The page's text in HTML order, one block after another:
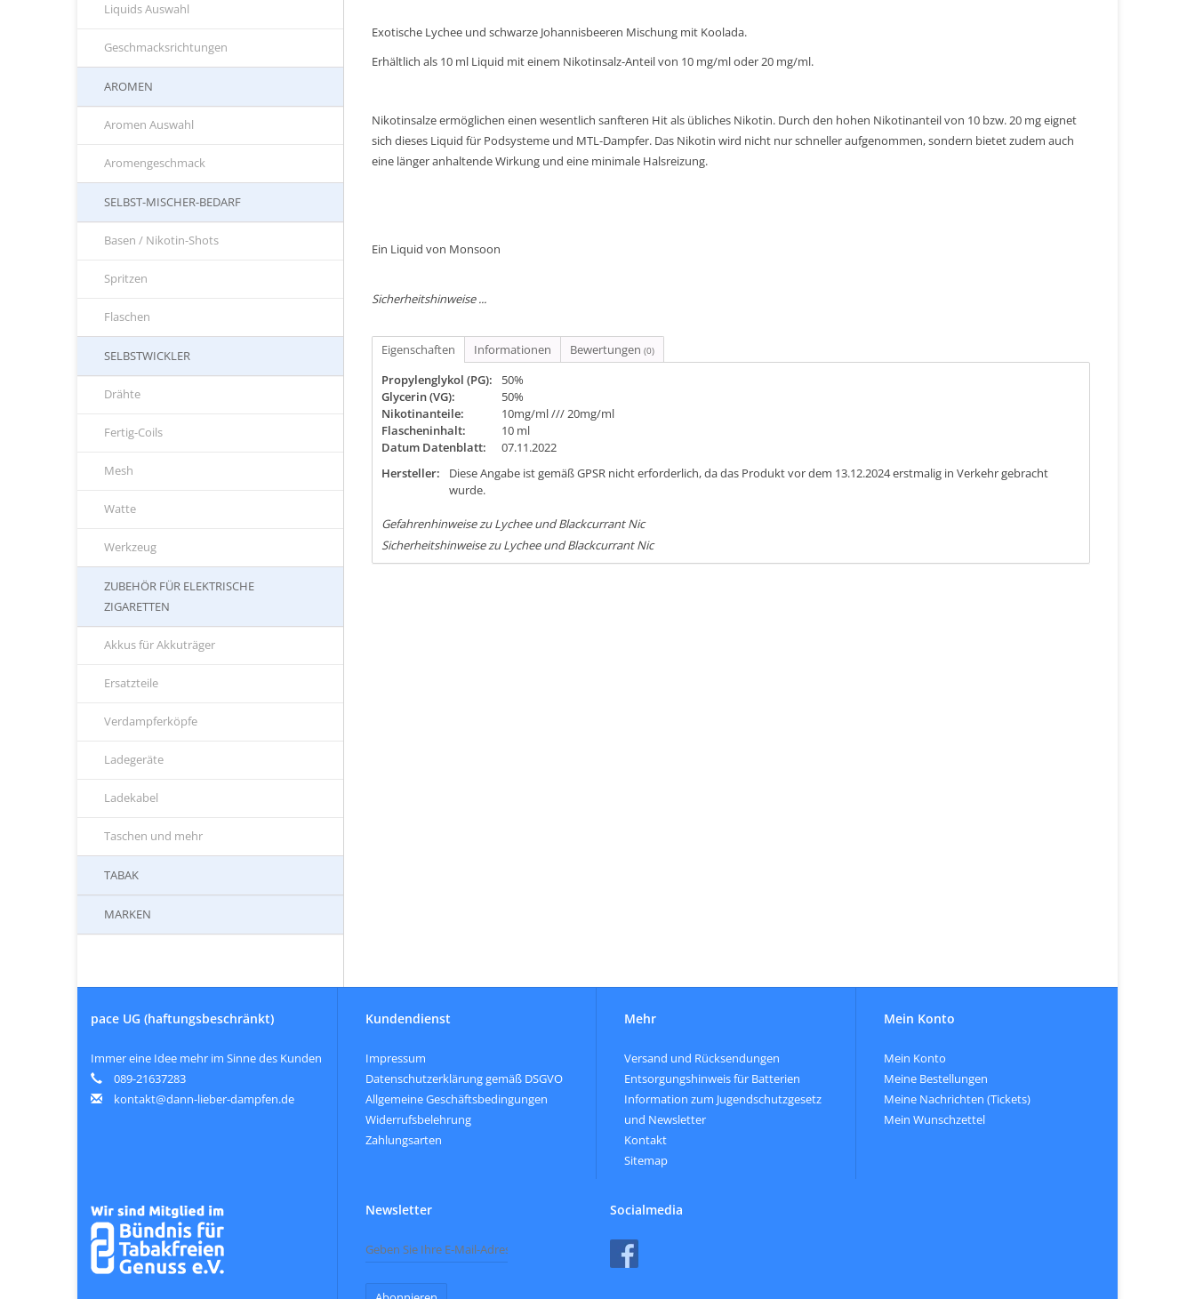
Liquids Auswahl
Geschmacksrichtungen
AROMEN
Aromen Auswahl
Aromengeschmack
SELBST-MISCHER-BEDARF
Basen / Nikotin-Shots
Spritzen
Flaschen
SELBSTWICKLER
Drähte
Fertig-Coils
Mesh
Watte
Werkzeug
ZUBEHÖR FÜR ELEKTRISCHE
ZIGARETTEN
Akkus für Akkuträger
Ersatzteile
Verdampferköpfe
Ladegeräte
Ladekabel
Taschen und mehr
TABAK
MARKEN
Exotische Lychee und schwarze Johannisbeeren Mischung mit Koolada.
Erhältlich als 10 ml Liquid mit einem Nikotinsalz-Anteil von 10 mg/ml oder 20 mg/ml.
Nikotinsalze ermöglichen einen wesentlich sanfteren Hit als übliches Nikotin. Durch den hohen Nikotinanteil von 10 bzw. 20 mg eignet
sich dieses Liquid für Podsysteme und MTL-Dampfer. Das Nikotin wird nicht nur schneller aufgenommen, sondern bietet zudem auch
eine länger anhaltende Wirkung und eine minimale Halsreizung.
Ein Liquid von Monsoon
Sicherheitshinweise ...
Eigenschaften Informationen Bewertungen (0)
Propylenglykol (PG):
50%
Glycerin (VG):
50%
Nikotinanteile:
10mg/ml /// 20mg/ml
Flascheninhalt:
10 ml
Datum Datenblatt:
07.11.2022
Hersteller:
Diese Angabe ist gemäß GPSR nicht erforderlich, da das Produkt vor dem 13.12.2024 erstmalig in Verkehr gebracht
wurde.
Gefahrenhinweise zu Lychee und Blackcurrant Nic
Sicherheitshinweise zu Lychee und Blackcurrant Nic
pace UG (haftungsbeschränkt)
Immer eine Idee mehr im Sinne des Kunden
089-21637283
kontakt@dann-lieber-dampfen.de
Kundendienst
Impressum
Datenschutzerklärung gemäß DSGVO
Allgemeine Geschäftsbedingungen
Widerrufsbelehrung
Zahlungsarten
Mehr
Versand und Rücksendungen
Entsorgungshinweis für Batterien
Information zum Jugendschutzgesetz
und Newsletter
Kontakt
Sitemap
Mein Konto
Mein Konto
Meine Bestellungen
Meine Nachrichten (Tickets)
Mein Wunschzettel
Newsletter Socialmedia